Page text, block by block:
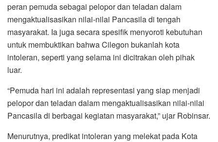
peran pemuda sebagai pelopor dan teladan dalam
mengaktualisasikan nilai-nilai Pancasila di tengah
masyarakat. Ia juga secara spesifik menyoroti kebutuhan
untuk membuktikan bahwa Cilegon bukanlah kota
intoleran, seperti yang selama ini dicitrakan oleh pihak
luar.
“Pemuda hari ini adalah representasi yang siap menjadi
pelopor dan teladan dalam mengaktualisasikan nilai-nilai
Pancasila di berbagai kegiatan masyarakat,” ujar Robinsar.
Menurutnya, predikat intoleran yang melekat pada Kota